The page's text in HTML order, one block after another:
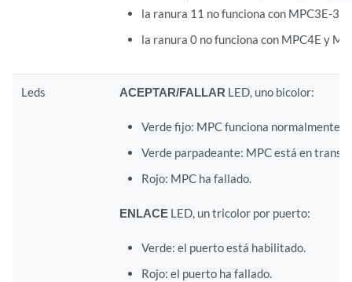
la ranura 11 no funciona con MPC3E-
la ranura 0 no funciona con MPC4E y
Leds ACEPTAR/FALLAR LED, uno bicolor:
Verde fijo: MPC funciona normalmente.
Verde parpadeante: MPC está en
Rojo: MPC ha fallado.
ENLACE LED, un tricolor por puerto:
Verde: el puerto está habilitado.
Rojo: el puerto ha fallado.